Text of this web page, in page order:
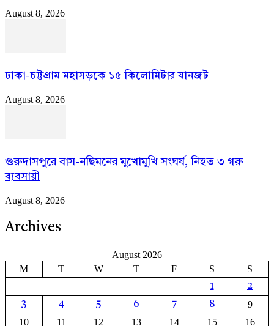
August 8, 2026
ঢাকা-চট্টগ্রাম মহাসড়কে ১৫ কিলোমিটার যানজট
August 8, 2026
গুরুদাসপুরে বাস-নছিমনের মুখোমুখি সংঘর্ষ, নিহত ৩ গরু
ব্যবসায়ী
August 8, 2026
Archives
August 2026
M
T W T F S S
1
2
3
4 5 6 7 8
9
10
11 12 13 14 15 16